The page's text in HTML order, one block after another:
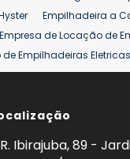
Empilhadeira a
Empresa de Locação de
Empilhadeiras Eletricas
de Empilhadeiras
Empilhadeira Hyster
ton Venda
R. Ibirajuba, 89 -